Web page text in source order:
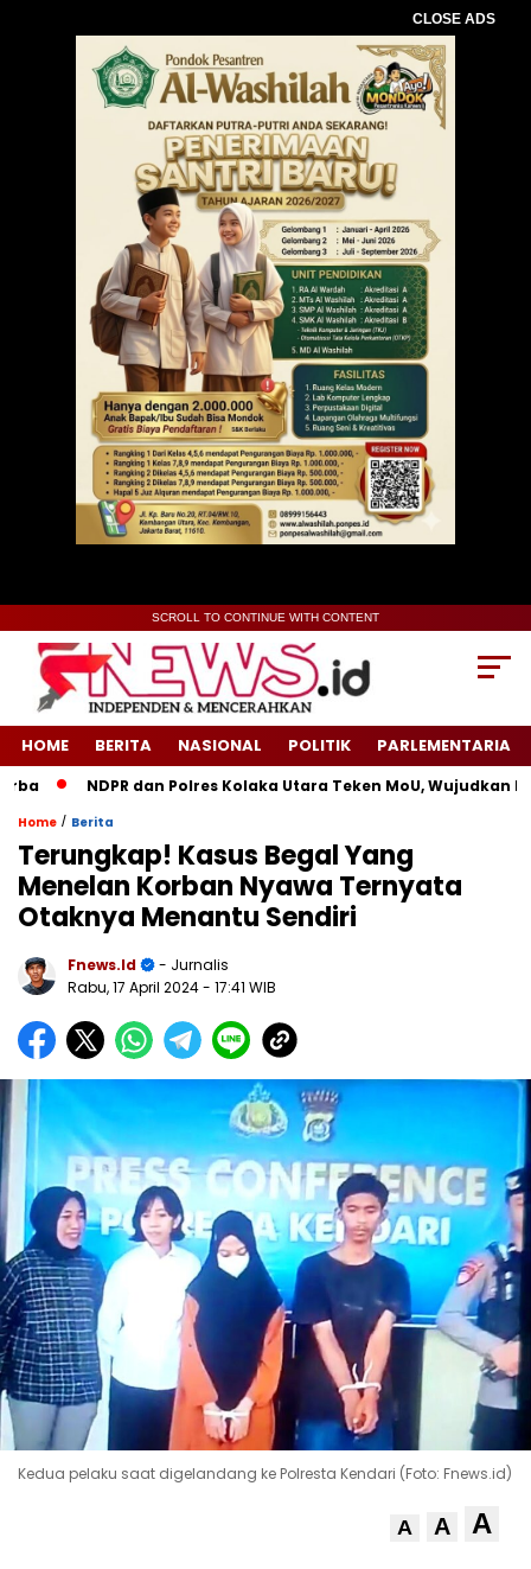
CLOSE ADS
SCROLL TO CONTINUE WITH CONTENT
HOME BERITA NASIONAL POLITIK PARLEMENTARIA
NDPR dan Polres Kolaka Utara Teken MoU, Wujudkan
Home / Berita
Terungkap! Kasus Begal Yang
Menelan Korban Nyawa Ternyata
Otaknya Menantu Sendiri
Fnews.id
- Jurnalis
Rabu, 17 April 2024- 17:41 WIB
Kedua pelaku saat digelandang ke Polresta Kendari (Foto: Fnews.id)
A A A